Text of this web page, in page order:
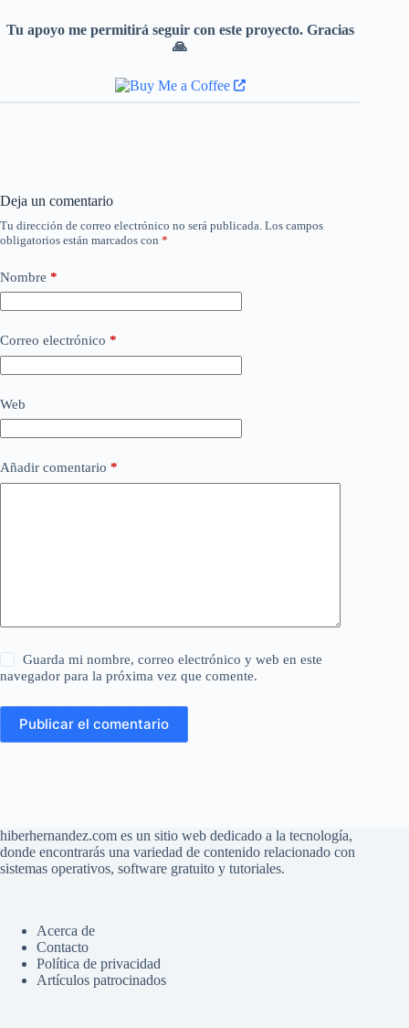
Tu apoyo me permitirá seguir con este proyecto. Gracias
🙏
Deja un comentario
Tu dirección de correo electrónico no será publicada. Los campos
obligatorios están marcados con *
Nombre *
Correo electrónico *
Web
Añadir comentario *
Guarda mi nombre, correo electrónico y web en este
navegador para la próxima vez que comente.
Publicar el comentario
hiberhernandez.com es un sitio web dedicado a la tecnología,
donde encontrarás una variedad de contenido relacionado con
sistemas operativos, software gratuito y tutoriales.
Acerca de
Contacto
Política de privacidad
Artículos patrocinados